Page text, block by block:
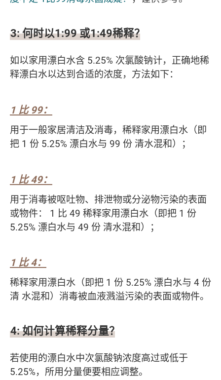
3: 何时以1:99 或1:49稀释？
如以家用漂白水含 5.25% 次氯酸钠计，正确地稀
释漂白水以达到合适的浓度，方法如下：
1 比 99：
用于一般家居清洁及消毒，稀释家用漂白水（即
把 1 份 5.25% 漂白水与 99 份 清水混和）；
1 比 49：
用于消毒被呕吐物、排泄物或分泌物污染的表面
或物件： 1 比 49 稀释家用漂白水（即把 1 份
5.25% 漂白水与 49 份 清水混和）；
1 比 4：
稀释家用漂白水（即把 1 份 5.25% 漂白水与 4 份
清 水混和）消毒被血液溅溢污染的表面或物件。
4: 如何计算稀释分量？
若使用的漂白水中次氯酸钠浓度高过或低于
5.25%，所用分量便要相应调整。